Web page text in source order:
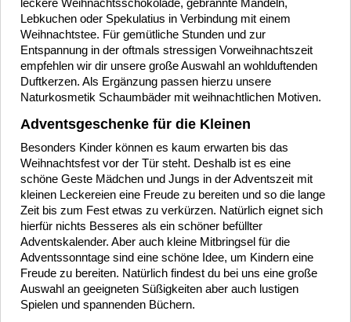
leckere Weihnachtsschokolade, gebrannte Mandeln,
Lebkuchen oder Spekulatius in Verbindung mit einem
Weihnachtstee. Für gemütliche Stunden und zur
Entspannung in der oftmals stressigen Vorweihnachtszeit
empfehlen wir dir unsere große Auswahl an wohlduftenden
Duftkerzen. Als Ergänzung passen hierzu unsere
Naturkosmetik Schaumbäder mit weihnachtlichen Motiven.
Adventsgeschenke für die Kleinen
Besonders Kinder können es kaum erwarten bis das
Weihnachtsfest vor der Tür steht. Deshalb ist es eine
schöne Geste Mädchen und Jungs in der Adventszeit mit
kleinen Leckereien eine Freude zu bereiten und so die lange
Zeit bis zum Fest etwas zu verkürzen. Natürlich eignet sich
hierfür nichts Besseres als ein schöner befüllter
Adventskalender. Aber auch kleine Mitbringsel für die
Adventssonntage sind eine schöne Idee, um Kindern eine
Freude zu bereiten. Natürlich findest du bei uns eine große
Auswahl an geeigneten Süßigkeiten aber auch lustigen
Spielen und spannenden Büchern.